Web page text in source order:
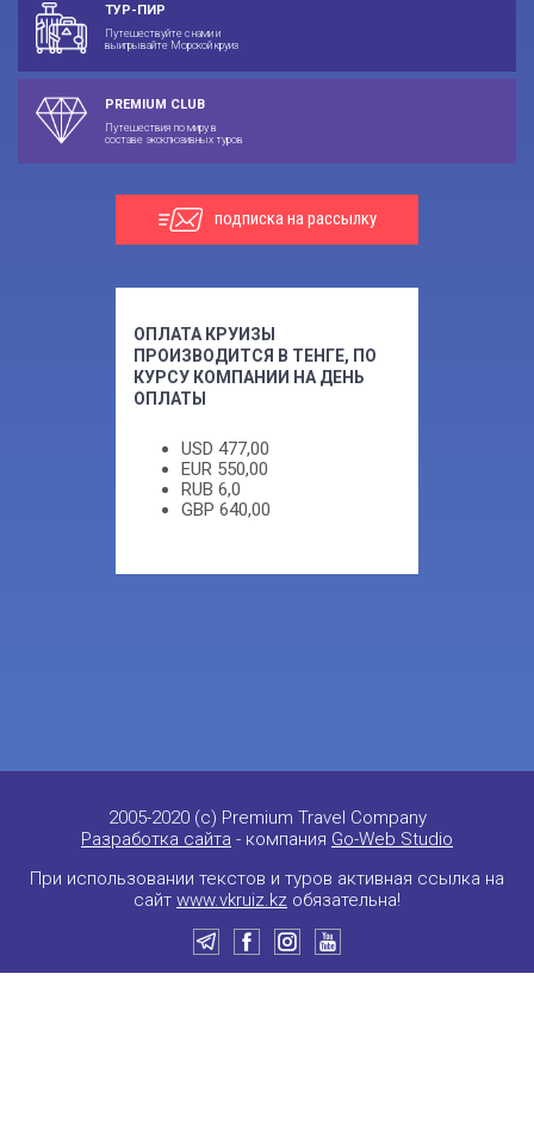
ТУР-ПИР
Путешествуйте с нами и
выигрывайте Морской круиз
PREMIUM CLUB
Путешествия по миру в
составе эксклюзивных туров
подписка на рассылку
ОПЛАТА КРУИЗЫ
ПРОИЗВОДИТСЯ В ТЕНГЕ, ПО
КУРСУ КОМПАНИИ НА ДЕНЬ
ОПЛАТЫ
USD 477,00
EUR 550,00
RUB 6,0
GBP 640,00
2005-2020 (c) Premium Travel Company
Разработка сайта - компания Go-Web Studio
При использовании текстов и туров активная ссылка на
сайт www.vkruiz.kz обязательна!